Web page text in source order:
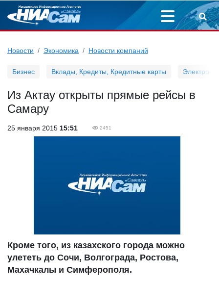
Новости Экономика Новости компаний
Бизнес Вклады, Кредиты, Кредитные карты
Из Актау открыты прямые рейсы в
Самару
25 января 2015 15:51 2451
Кроме того, из казахского города можно
улететь до Сочи, Волгограда, Ростова,
Махачкалы и Симферополя.